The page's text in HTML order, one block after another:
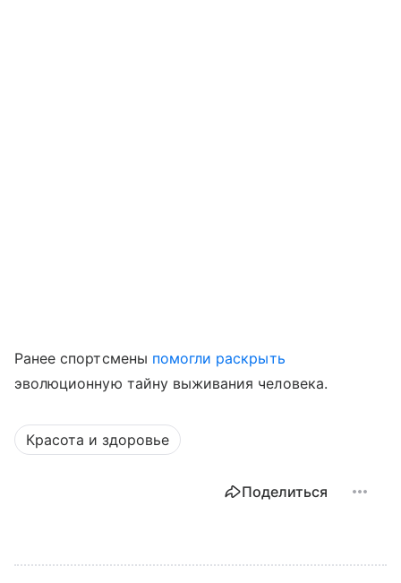
Ранее спортсмены помогли раскрыть
эволюционную тайну выживания человека.
Красота и здоровье
Поделиться